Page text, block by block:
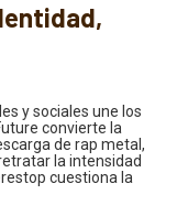
y sociales une los
convierte la
de rap metal,
la intensidad
cuestiona la